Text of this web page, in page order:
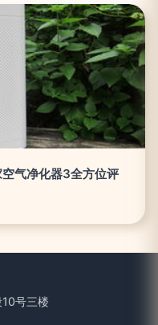
气净化器3全方位评
号三楼